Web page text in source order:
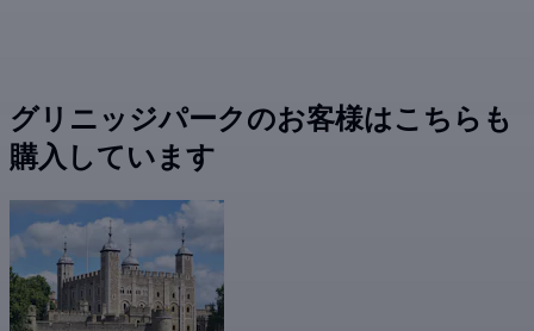
グリニッジパークのお客様はこちらも
購入しています